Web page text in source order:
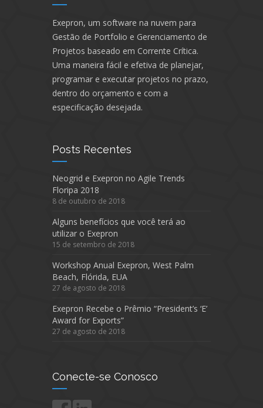
Exepron, um software na nuvem para
Gestão de Portfolio e Gerenciamento de
Projetos baseado em Corrente Crítica.
Uma maneira fácil e efetiva de planejar,
programar e executar projetos no prazo,
dentro do orçamento e com a
especificação desejada.
Posts Recentes
Neogrid e Exepron no Agile Trends
Floripa 2018
8 de outubro de 2018
Alguns benefícios que você terá ao
utilizar o Exepron
15 de setembro de 2018
Workshop Anual Exepron, West Palm
Beach, Flórida, EUA
27 de agosto de 2018
Exepron Recebe o Prêmio “President’s ‘E’
Award for Exports”
27 de agosto de 2018
Conecte-se Conosco